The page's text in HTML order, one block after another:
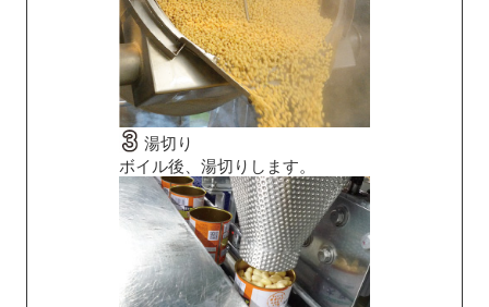
湯切り
ボイル後、湯切りします。